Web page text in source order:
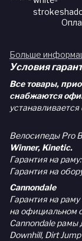
Больше
Условия
Все товары,
снабжаются
Велосипеды Pro
Winner, Kinetic.
Гарантия на
Гарантия на
Cannondale
Гарантия на
на официальном
Cannondale рамы
Downhill, Dirt